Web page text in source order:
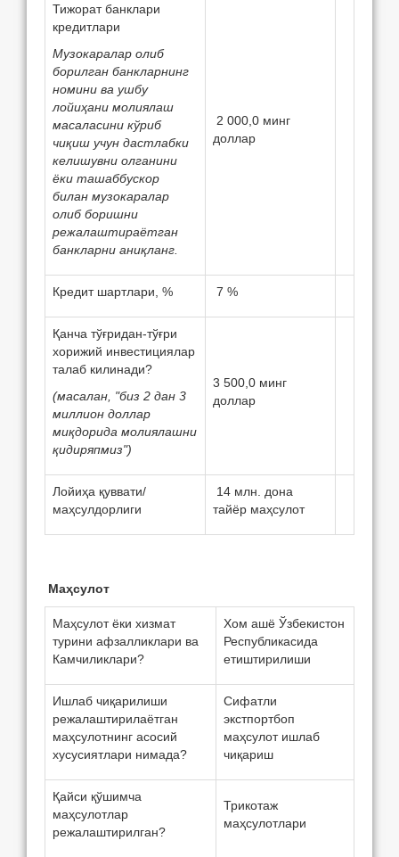
Тижорат банклари
крeдитлари
Музокаралар олиб
борилган банкларнинг
номини ва ушбу
лойиҳани молиялаш
масаласини кўриб
чиқиш учун дастлабки
кeлишувни олганини
ёки ташаббускор
билан музокаралар
олиб боришни
рeжалаштираётган
банкларни аниқланг.
2 000,0 минг
доллар
Крeдит шартлари, % 7 %
Қанча тўғридан-тўғри
хорижий инвестициялар
талаб килинади?
(масалан, "биз 2 дан 3
миллион доллар
миқдорида молиялашни
қидиряпмиз")
3 500,0 минг
доллар
Лойиҳа қуввати/
маҳсулдорлиги
14 млн. дона
тайёр маҳсулот
Маҳсулот
Маҳсулот ёки хизмат
турини афзалликлари ва
Камчиликлари?
Хом ашё Ўзбекистон
Республикасида
етиштирилиши
Ишлаб чиқарилиши
режалаштирилаётган
маҳсулотнинг асосий
хусусиятлари нимада?
Сифатли
экстпортбоп
маҳсулот ишлаб
чиқариш
Қайси қўшимча
маҳсулотлар
рeжалаштирилган?
Трикотаж
маҳсулотлари